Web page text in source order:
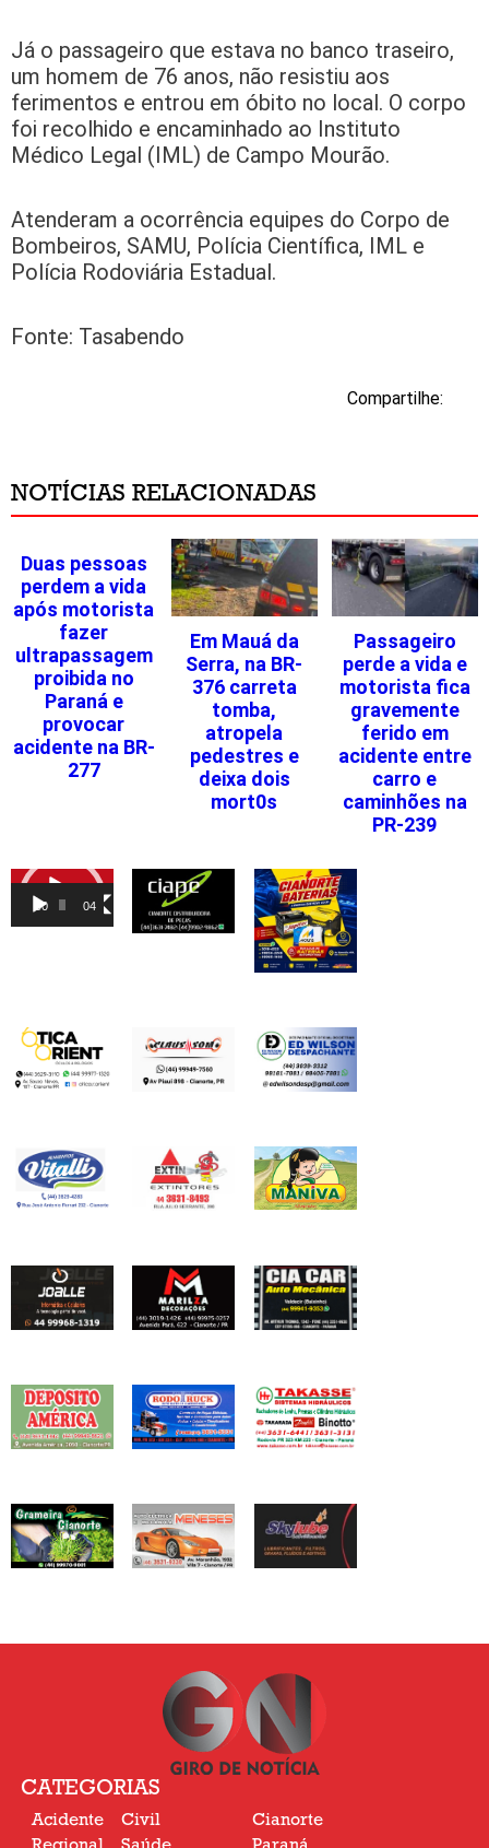
Já o passageiro que estava no banco traseiro,
um homem de 76 anos, não resistiu aos
ferimentos e entrou em óbito no local. O corpo
foi recolhido e encaminhado ao Instituto
Médico Legal (IML) de Campo Mourão.
Atenderam a ocorrência equipes do Corpo de
Bombeiros, SAMU, Polícia Científica, IML e
Polícia Rodoviária Estadual.
Fonte: Tasabendo
Compartilhe:
NOTÍCIAS RELACIONADAS
Duas pessoas
perdem a vida
após motorista
fazer
ultrapassagem
proibida no
Paraná e
provocar
acidente na BR-
277
Em Mauá da
Serra, na BR-
376 carreta
tomba,
atropela
pedestres e
deixa dois
mort0s
Passageiro
perde a vida e
motorista fica
gravemente
ferido em
acidente entre
carro e
caminhões na
PR-239
Tocador
00:00 04:46
CATEGORIAS
Acidente
Civil
Cianorte